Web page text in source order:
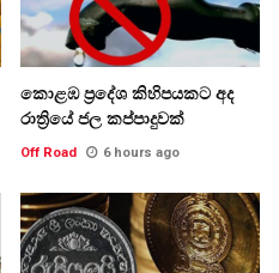
කොළඹ ප්‍රදේශ කිහිපයකට අද
රාත්‍රියේ ජල කප්පාදුවක්
Off Road 6 hours ago